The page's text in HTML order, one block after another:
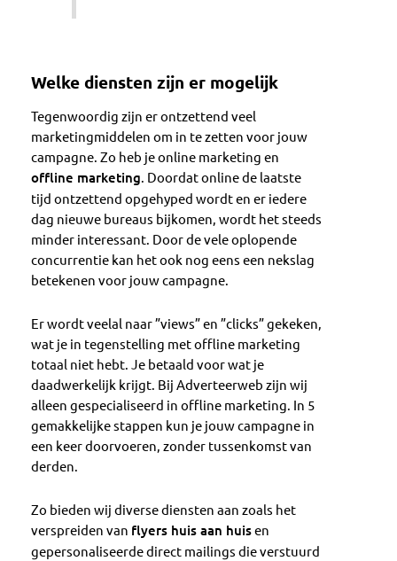
Welke diensten zijn er mogelijk
Tegenwoordig zijn er ontzettend veel
marketingmiddelen om in te zetten voor jouw
campagne. Zo heb je online marketing en
offline marketing . Doordat online de laatste
tijd ontzettend opgehyped wordt en er iedere
dag nieuwe bureaus bijkomen, wordt het steeds
minder interessant. Door de vele oplopende
concurrentie kan het ook nog eens een nekslag
betekenen voor jouw campagne.
Er wordt veelal naar ”views” en ”clicks” gekeken,
wat je in tegenstelling met offline marketing
totaal niet hebt. Je betaald voor wat je
daadwerkelijk krijgt. Bij Adverteerweb zijn wij
alleen gespecialiseerd in offline marketing. In 5
gemakkelijke stappen kun je jouw campagne in
een keer doorvoeren, zonder tussenkomst van
derden.
Zo bieden wij diverse diensten aan zoals het
verspreiden van flyers huis aan huisen
gepersonaliseerde direct mailings die verstuurd